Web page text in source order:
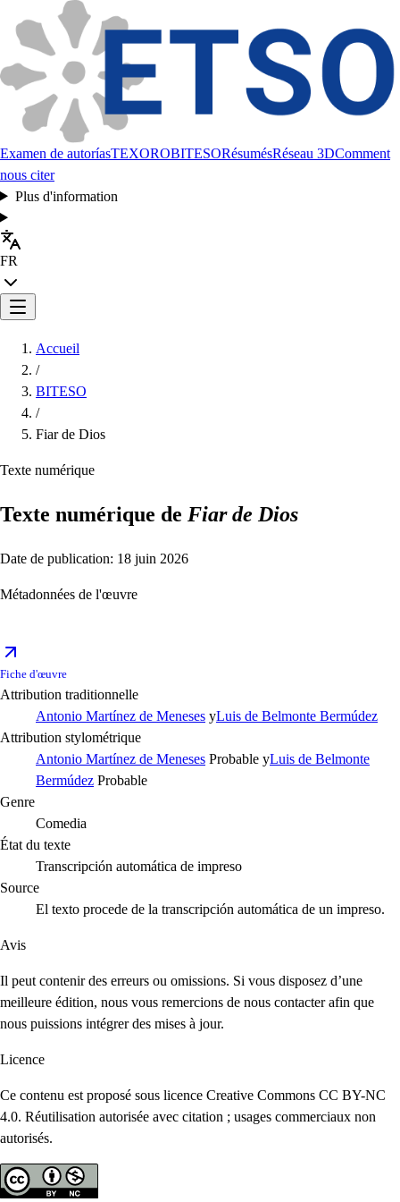
Examen de autoríasTEXOROBITESORésumésRéseau 3DComment
nous citer
Plus d'information
FR
Accueil
/
BITESO
/
Fiar de Dios
Texte numérique
Texte numérique de Fiar de Dios
Date de publication: 18 juin 2026
Métadonnées de l'œuvre
Fiche d'œuvre
Attribution traditionnelle
Antonio Martínez de Meneses yLuis de Belmonte Bermúdez
Attribution stylométrique
Antonio Martínez de Meneses Probable yLuis de Belmonte
Bermúdez Probable
Genre
Comedia
État du texte
Transcripción automática de impreso
Source
El texto procede de la transcripción automática de un impreso.
Avis
Il peut contenir des erreurs ou omissions. Si vous disposez d’une
meilleure édition, nous vous remercions de nous contacter afin que
nous puissions intégrer des mises à jour.
Licence
Ce contenu est proposé sous licence Creative Commons CC BY-NC
4.0. Réutilisation autorisée avec citation ; usages commerciaux non
autorisés.